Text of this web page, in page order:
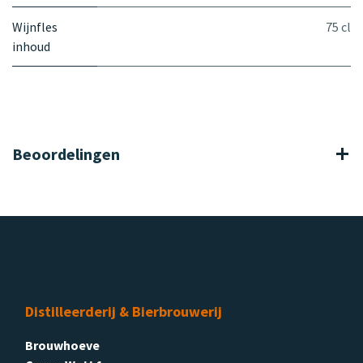
Wijnfles
inhoud
75 cl
Beoordelingen
Distilleerderij & Bierbrouwerij
Brouwhoeve